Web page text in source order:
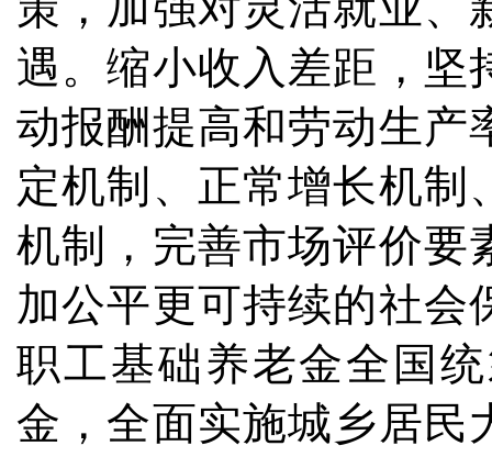
遇。缩小收入差距，坚
动报酬提高和劳动生产
定机制、正常增长机制
机制，完善市场评价要
加公平更可持续的社会
职工基础养老金全国
金，全面实施城乡居民